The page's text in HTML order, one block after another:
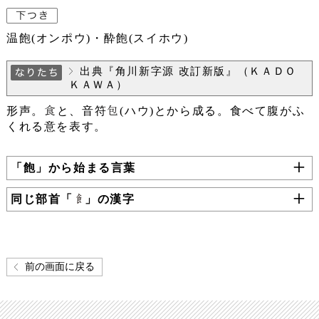
温飽(オンポウ)・酔飽(スイホウ)
出典『角川新字源 改訂新版』（ＫＡＤＯ
ＫＡＷＡ）
形声。 と、音符
(ハウ)とから成る。食べて腹がふ
くれる意を表す。
「飽」から始まる言葉
同じ部首「 」の漢字
前の画面に戻る